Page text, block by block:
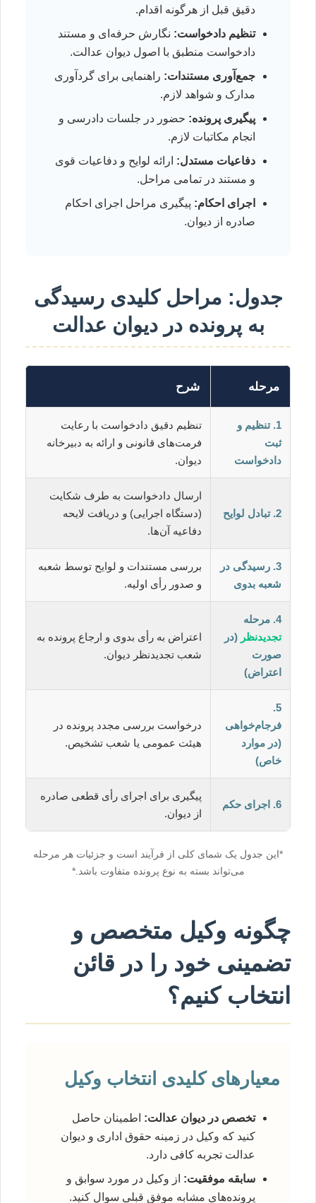
دقیق قبل از هرگونه اقدام.
تنظیم دادخواست: نگارش حرفه‌ای و مستند
دادخواست منطبق با اصول دیوان عدالت.
جمع‌آوری مستندات: راهنمایی برای گردآوری
مدارک و شواهد لازم.
پیگیری پرونده: حضور در جلسات دادرسی و
انجام مکاتبات لازم.
دفاعیات مستدل: ارائه لوایح و دفاعیات قوی
و مستند در تمامی مراحل.
اجرای احکام: پیگیری مراحل اجرای احکام
صادره از دیوان.
جدول: مراحل کلیدی رسیدگی
به پرونده در دیوان عدالت
مرحله شرح
1. تنظیم و
ثبت
دادخواست
تنظیم دقیق دادخواست با رعایت
فرمت‌های قانونی و ارائه به دبیرخانه
دیوان.
2. تبادل لوایح
ارسال دادخواست به طرف شکایت
(دستگاه اجرایی) و دریافت لایحه
دفاعیه آن‌ها.
3. رسیدگی در
شعبه بدوی
بررسی مستندات و لوایح توسط شعبه
و صدور رأی اولیه.
4. مرحله
تجدیدنظر (در
صورت
اعتراض)
اعتراض به رأی بدوی و ارجاع پرونده به
شعب تجدیدنظر دیوان.
5.
فرجام‌خواهی
(در موارد
خاص)
درخواست بررسی مجدد پرونده در
هیئت عمومی یا شعب تشخیص.
6. اجرای حکم
پیگیری برای اجرای رأی قطعی صادره
از دیوان.
*این جدول یک شمای کلی از فرآیند است و جزئیات هر مرحله
می‌تواند بسته به نوع پرونده متفاوت باشد.*
چگونه وکیل متخصص و
تضمینی خود را در قائن
انتخاب کنیم؟
معیارهای کلیدی انتخاب وکیل
تخصص در دیوان عدالت: اطمینان حاصل
کنید که وکیل در زمینه حقوق اداری و دیوان
عدالت تجربه کافی دارد.
سابقه موفقیت: از وکیل در مورد سوابق و
پرونده‌های مشابه موفق قبلی سوال کنید.